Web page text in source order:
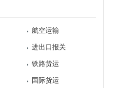
航空运输
进出口报关
铁路货运
国际货运